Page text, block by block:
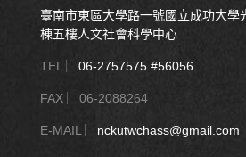
臺南市東區大學路一號國立成功大學
棟五樓人文社會科學中心
TEL ︳ 06-2757575 #56056
FAX ︳06-2088264
E-MAIL ︳ nckutwchass@gmail.com